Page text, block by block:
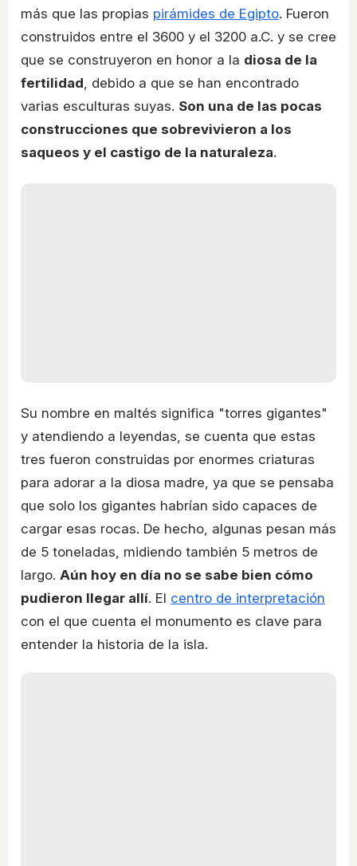
más que las propias pirámides de Egipto. Fueron
construidos entre el 3600 y el 3200 a.C. y se cree
que se construyeron en honor a la diosa de la
fertilidad, debido a que se han encontrado
varias esculturas suyas. Son una de las pocas
construcciones que sobrevivieron a los
saqueos y el castigo de la naturaleza.
Su nombre en maltés significa "torres gigantes"
y atendiendo a leyendas, se cuenta que estas
tres fueron construidas por enormes criaturas
para adorar a la diosa madre, ya que se pensaba
que solo los gigantes habrían sido capaces de
cargar esas rocas. De hecho, algunas pesan más
de 5 toneladas, midiendo también 5 metros de
largo. Aún hoy en día no se sabe bien cómo
pudieron llegar allí. El centro de interpretación
con el que cuenta el monumento es clave para
entender la historia de la isla.